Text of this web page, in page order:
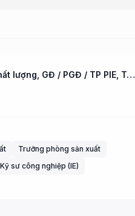
GĐ / PGĐ / TP Sản xuất, GĐ / PGĐ / TP Chất lượng, GĐ / PGĐ / TP PIE, Trưởng phòng PE (CNC), Chuyên viên PM, Chuyên viên Tuyển dụng, Trưởng phòng Thiết kế, Kỹ sư Thiết kế Cơ khí (Manager / Deputy Manager / Production Manager, Manager / Deputy Manager / ...
Trưởng phòng sản xuất
Kỹ sư công nghiệp (IE)